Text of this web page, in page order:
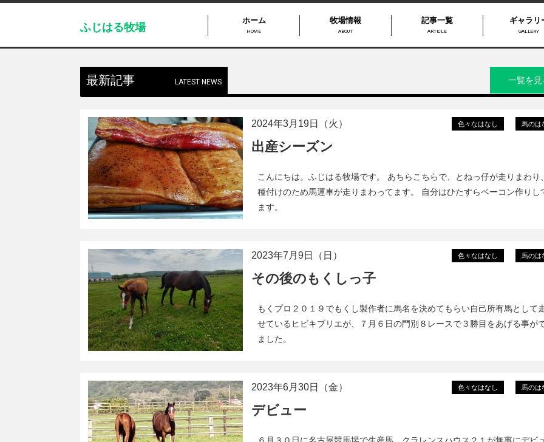
ふじはる牧場
ホーム
HOME
牧場情報
ABOUT
記事一覧
ARTICLE
ギャラリ
GALLERY
最新記事 LATEST NEWS 一覧を見
色々なはなし 馬のは
2024年3月19日（火）
出産シーズン
こんにちは。ふじはる牧場です。 あちらこちらで、とねっ仔が走りまわり、
種付けのため馬運車が走りまわってます。 自分はひたすらベーコン作りし
ます。
色々なはなし 馬のは
2023年7月9日（日）
その後のもくしっ子
もくプロ２０１９でもくし製作者に馬名を決めてもらい自己所有馬として
せているヒビキブリエが、７月６日の門別８レースで３勝目をあげる事が
ました。
色々なはなし 馬のは
2023年6月30日（金）
デビュー